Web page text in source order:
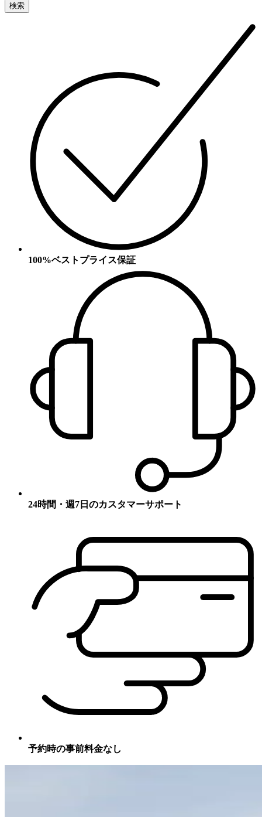
検索
100%ベストプライス保証
24時間・週7日のカスタマーサポート
予約時の事前料金なし